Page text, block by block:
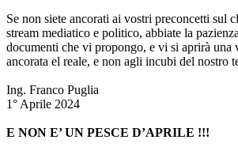
Se non siete ancorati ai vostri preconcetti sul
stream mediatico e politico, abbiate la
documenti che vi propongo, e vi si aprirà una
ancorata el reale, e non agli incubi del nostro
Ing. Franco Puglia
1° Aprile 2024
E NON E’ UN PESCE D’APRILE !!!